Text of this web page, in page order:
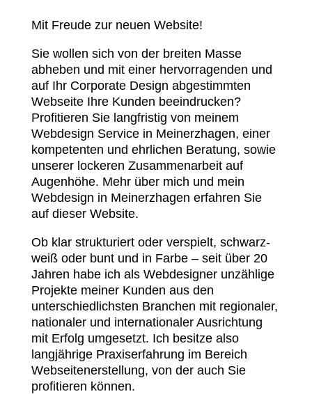
Mit Freude zur neuen Website!
Sie wollen sich von der breiten Masse
abheben und mit einer hervorragenden und
auf Ihr Corporate Design abgestimmten
Webseite Ihre Kunden beeindrucken?
Profitieren Sie langfristig von meinem
Webdesign Service in Meinerzhagen, einer
kompetenten und ehrlichen Beratung, sowie
unserer lockeren Zusammenarbeit auf
Augenhöhe. Mehr über mich und mein
Webdesign in Meinerzhagen erfahren Sie
auf dieser Website.
Ob klar strukturiert oder verspielt, schwarz-
weiß oder bunt und in Farbe – seit über 20
Jahren habe ich als Webdesigner unzählige
Projekte meiner Kunden aus den
unterschiedlichsten Branchen mit regionaler,
nationaler und internationaler Ausrichtung
mit Erfolg umgesetzt. Ich besitze also
langjährige Praxiserfahrung im Bereich
Webseitenerstellung, von der auch Sie
profitieren können.